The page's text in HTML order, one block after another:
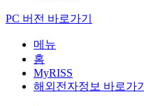
PC 버전 바로가기
메뉴
홈
MyRISS
해외전자정보 바로가기